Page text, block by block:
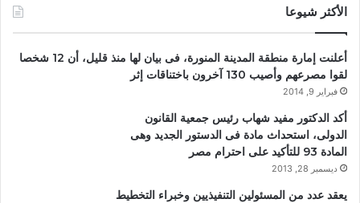
الأكثر شيوعا
أعلنت إمارة منطقة المدينة المنورة، فى بيان لها منذ قليل، أن 12 شخصا
لقوا مصرعهم وأصيب 130 آخرون باختناقات إثر
فبراير 9, 2014
أكد الدكتور مفيد شهاب رئيس جمعية القانون
الدولى، استحداث مادة فى الدستور الجديد وهى
المادة 93 للتأكيد على احترام مصر
ديسمبر 28, 2013
يعقد عدد من المسئولين التنفيذيين وخبراء التخطيط